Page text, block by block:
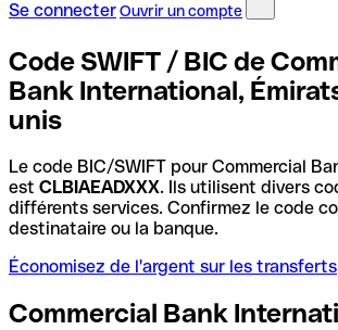
Se connecterOuvrir un compte
Code SWIFT / BIC de
Bank International,
unis
Le code BIC/SWIFT pour Commercial
est CLBIAEADXXX. Ils utilisent divers
différents services. Confirmez le code
destinataire ou la banque.
Économisez de l'argent sur les transferts
Commercial Bank